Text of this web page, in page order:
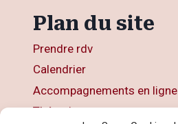
Plan du site
Prendre rdv
Calendrier
Accompagnements en ligne
Thérapies